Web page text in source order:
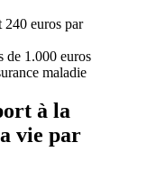
240 euros par
de 1.000 euros
maladie
à la
vie par